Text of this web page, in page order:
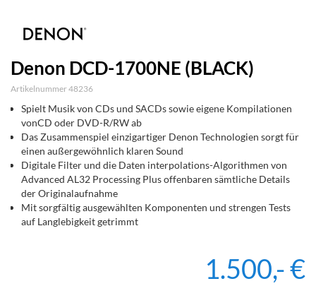
Denon DCD-1700NE (BLACK)
Artikelnummer 48236
Spielt Musik von CDs und SACDs sowie eigene Kompilationen
vonCD oder DVD-R/RW ab
Das Zusammenspiel einzigartiger Denon Technologien sorgt für
einen außergewöhnlich klaren Sound
Digitale Filter und die Daten interpolations-Algorithmen von
Advanced AL32 Processing Plus offenbaren sämtliche Details
der Originalaufnahme
Mit sorgfältig ausgewählten Komponenten und strengen Tests
auf Langlebigkeit getrimmt
1.500,- €